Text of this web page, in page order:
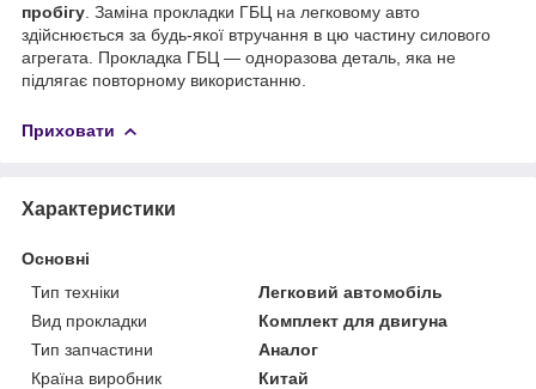
пробігу . Заміна прокладки ГБЦ на легковому авто
здійснюється за будь-якої втручання в цю частину силового
агрегата. Прокладка ГБЦ — одноразова деталь, яка не
підлягає повторному використанню.
Приховати
Характеристики
Основні
Тип техніки
Легковий автомобіль
Вид прокладки
Комплект для двигуна
Тип запчастини
Аналог
Країна виробник
Китай